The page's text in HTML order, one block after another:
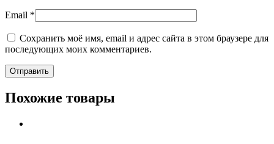
Email *
Сохранить моё имя, email и адрес сайта в этом браузере для
последующих моих комментариев.
Похожие товары